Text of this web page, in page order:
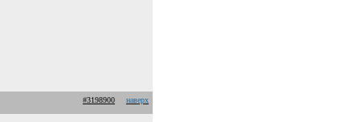
#3198900 наверх